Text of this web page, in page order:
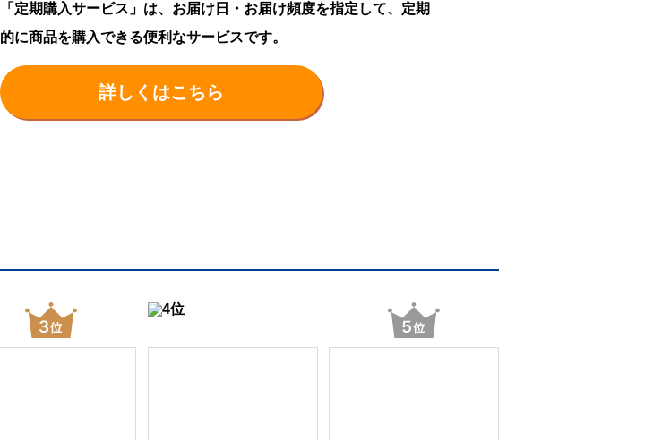
「定期購入サービス」は、お届け日・お届け頻度を指定して、定期
的に商品を購入できる便利なサービスです。
詳しくはこちら